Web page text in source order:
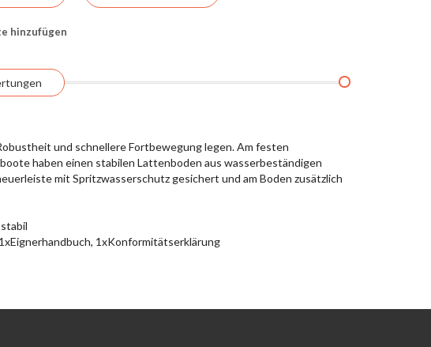
hinzufügen
und schnellere Fortbewegung legen. Am festen
haben einen stabilen Lattenboden aus wasserbeständigen
mit Spritzwasserschutz gesichert und am Boden zusätzlich
1xKonformitätserklärung